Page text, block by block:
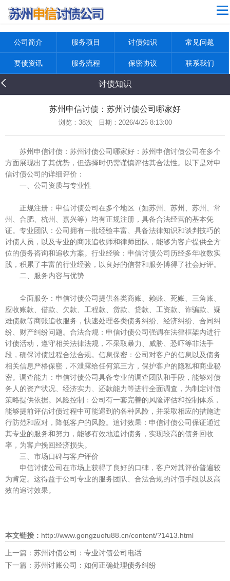
网站导航
服务项目
讨债知识
联系我们
返回首页
公司简介 服务项目 讨债知识 常见问题
要债资讯 服务流程 保密协议 联系我们
讨债知识
苏州申信讨债：苏州讨债公司哪家好
浏览： 38次 日期：2026/4/25 8:13:00
苏州申信讨债：苏州讨债公司哪家好：苏州申信讨债公司在多个
方面展现出了其优势，但选择时仍需谨慎评估其合法性。以下是对申
信讨债公司的详细评价：
一、公司资质与专业性
正规注册：申信讨债公司在多个地区（如苏州、苏州、苏州、常
州、合肥、杭州、嘉兴等）均有正规注册，具备合法经营的基本凭
证。专业团队：公司拥有一批经验丰富、具备法律知识和谈判技巧的
讨债人员，以及专业的商账追收师和律师团队，能够为客户提供全方
位的债务咨询和追收方案。行业经验：申信讨债公司历经多年收数实
践，积累了丰富的行业经验，以良好的信誉和服务博得了社会好评。
二、服务内容与优势
全面服务：申信讨债公司提供各类商账、赖账、死账、三角账、
应收账款、借款、欠款、工程款、货款、贷款、工资款、诈骗款、疑
难债款等商账追收服务，快速处理各类债务纠纷、经济纠纷、合同纠
纷、财产纠纷问题。合法合规：申信讨债公司强调在法律框架内进行
讨债活动，遵守相关法律法规，不采取暴力、威胁、恐吓等非法手
段，确保讨债过程合法合规。信息保密：公司对客户的信息以及债务
相关信息严格保密，不泄露给任何第三方，保护客户的隐私和商业秘
密。调查能力：申信讨债公司具备专业的调查团队和手段，能够对债
务人的资产状况、经济实力、还款能力等进行全面调查，为制定讨债
策略提供依据。风险控制：公司有一套完善的风险评估和控制体系，
能够提前评估讨债过程中可能遇到的各种风险，并采取相应的措施进
行防范和应对，降低客户的风险。追讨效果：申信讨债公司保证通过
其专业的服务和努力，能够有效地追讨债务，实现较高的债务回收
率，为客户挽回经济损失。
三、市场口碑与客户评价
申信讨债公司在市场上获得了良好的口碑，客户对其评价普遍较
为肯定。这得益于公司专业的服务团队、合法合规的讨债手段以及高
效的追讨效果。
本文链接： http://www.gongzuofu88.cn/content/?1413.html
上一篇： 苏州讨债公司：专业讨债公司电话
下一篇： 苏州讨账公司：如何正确处理债务纠纷